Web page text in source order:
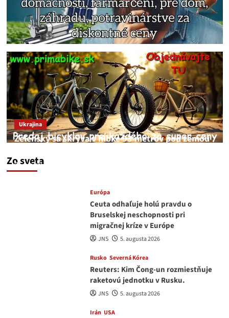
Zo sveta
Ukrajina
Zelenský sa skrýva v hĺbke 93 metrov pod zemou
JNS
Európa
Ceuta odhaľuje holú pravdu o
Bruselskej neschopnosti pri
migračnej kríze v Európe
JNS 5. augusta 2026
Rusko Severná Kórea
Reuters: Kim Čong-un rozmiestňuje
raketovú jednotku v Rusku.
JNS 5. augusta 2026
Irán USA